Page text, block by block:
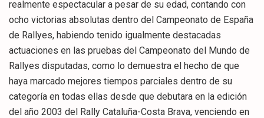
realmente espectacular a pesar de su edad, contando con
ocho victorias absolutas dentro del Campeonato de España
de Rallyes, habiendo tenido igualmente destacadas
actuaciones en las pruebas del Campeonato del Mundo de
Rallyes disputadas, como lo demuestra el hecho de que
haya marcado mejores tiempos parciales dentro de su
categoría en todas ellas desde que debutara en la edición
del año 2003 del Rally Cataluña-Costa Brava, venciendo en